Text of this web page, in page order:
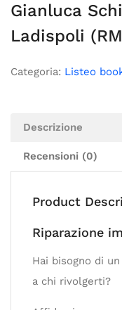
Gianluca
Ladispoli
Categoria: Listeo
Descrizione
Recensioni (0)
Product
Riparazione
Hai bisogno di
a chi rivolgerti?